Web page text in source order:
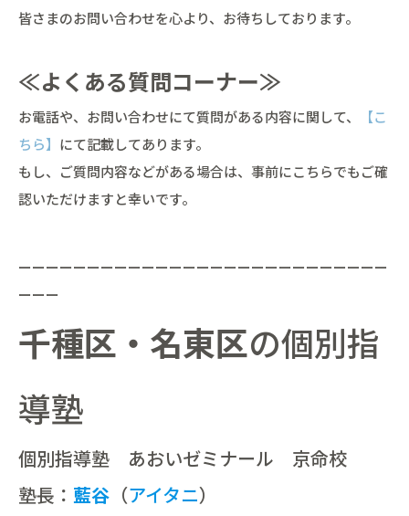
皆さまのお問い合わせを心より、お待ちしております。
≪よくある質問コーナー≫
お電話や、お問い合わせにて質問がある内容に関して、
【こ
ちら】 にて記載してあります。
もし、ご質問内容などがある場合は、事前にこちらでもご確
認いただけますと幸いです。
ーーーーーーーーーーーーーーーーーーーーーーーーーーー
ーーー
千種区・名東区の個別指
導塾
個別指導塾 あおいゼミナール 京命校
塾長： 藍谷 （アイタニ）